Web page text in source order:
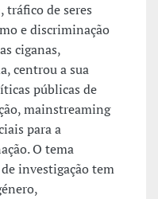
tráfico de seres
e discriminação
ciganas,
centrou a sua
públicas de
mainstreaming
para a
O tema
investigação tem